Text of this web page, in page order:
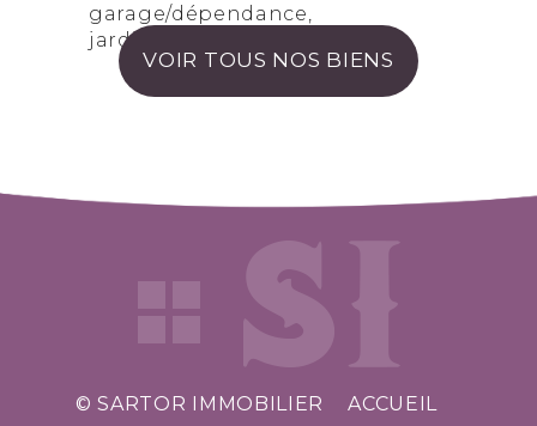
garage/dépendance,
jardinet
VOIR TOUS NOS BIENS
© SARTOR IMMOBILIER ACCUEIL